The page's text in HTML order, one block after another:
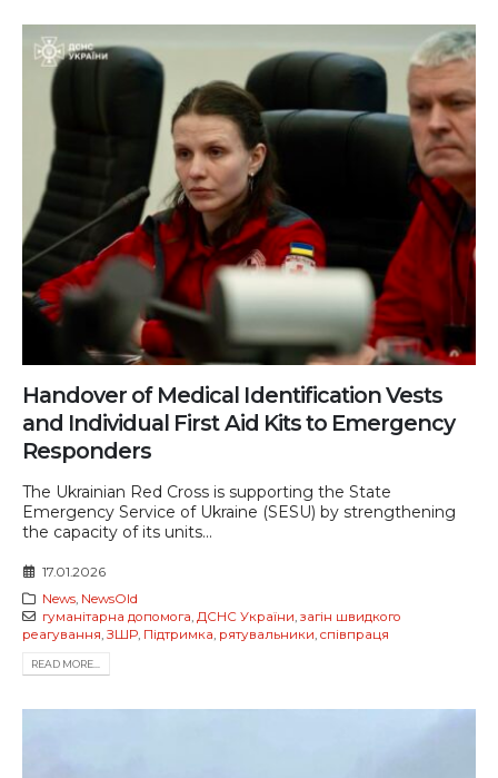
Handover of Medical Identification Vests
and Individual First Aid Kits to Emergency
Responders
The Ukrainian Red Cross is supporting the State
Emergency Service of Ukraine (SESU) by strengthening
the capacity of its units...
17.01.2026
News, NewsOld
гуманітарна допомога ДСНС України загін швидкого
реагування ЗШР Підтримка рятувальники співпраця
READ MORE...